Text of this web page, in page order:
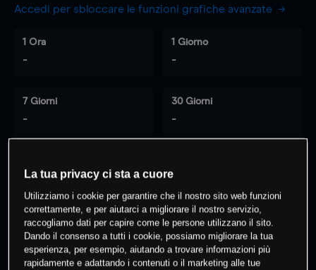
Accedi per sbloccare le funzioni grafiche avanzate
1 Ora
-
1 Giorno
-
7 Giorni
-
30 Giorni
-
0 % dei clienti hanno posizioni
questo prodotto
Fai trading
La tua privacy ci sta a cuore
Utilizziamo i cookie per garantire che il nostro sito web funzioni
correttamente, e per aiutarci a migliorare il nostro servizio,
raccogliamo dati per capire come le persone utilizzano il sito.
Dando il consenso a tutti i cookie, possiamo migliorare la tua
esperienza, per esempio, aiutando a trovare informazioni più
rapidamente e adattando i contenuti o il marketing alle tue